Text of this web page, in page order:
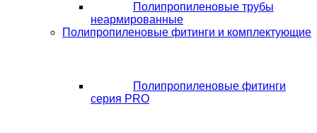
Полипропиленовые трубы
неармированные
Полипропиленовые фитинги и комплектующие
Полипропиленовые фитинги
серия PRO